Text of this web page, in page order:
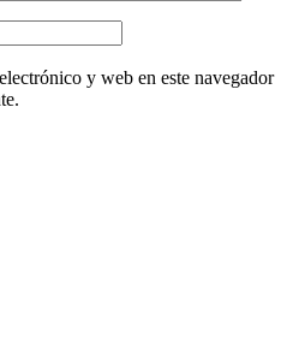
y web en este navegador